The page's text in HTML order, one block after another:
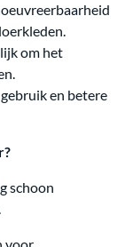
om het
en betere
schoon